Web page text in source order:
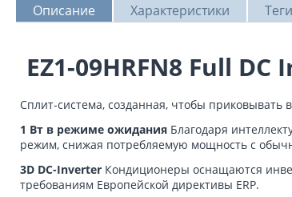
Описание Характеристики Теги
EZ1-09HRFN8 Full
Сплит-система, созданная, чтобы
1 Вт в режиме ожидания Благодаря
режим, снижая потребляемую мощность с
3D DC-Inverter Кондиционеры оснащаются
требованиям Европейской директивы ERP.